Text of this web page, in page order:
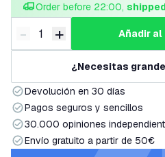
Order before 22:00,
Disminuir cantidad
- Aumentar cantidad
+ añadir
¿Necesitas
Devolución en 30 días
Pagos seguros y sencillos
30.000 opiniones
Envío gratuito a partir de 50€